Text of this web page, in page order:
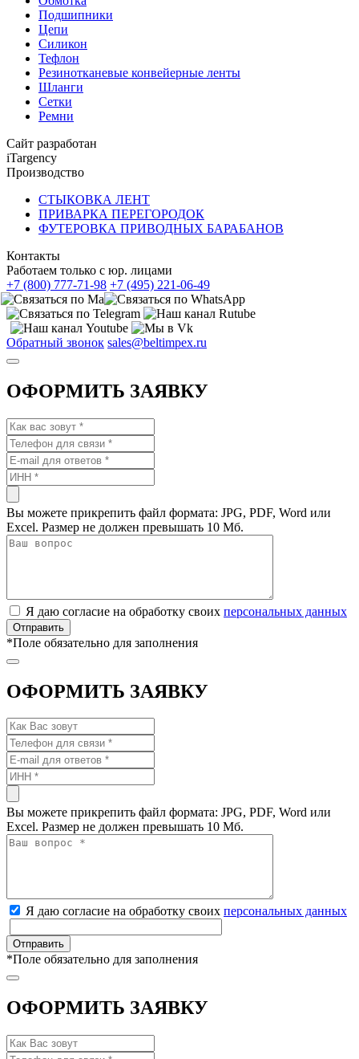
Подшипники
Цепи
Силикон
Тефлон
Резинотканевые конвейерные ленты
Шланги
Сетки
Ремни
Сайт разработан
iTargency
Производство
СТЫКОВКА ЛЕНТ
ПРИВАРКА ПЕРЕГОРОДОК
ФУТЕРОВКА ПРИВОДНЫХ БАРАБАНОВ
Контакты
Работаем только с юр. лицами
+7 (800) 777-71-98 +7 (495) 221-06-49
Обратный звонок sales@beltimpex.ru
ОФОРМИТЬ ЗАЯВКУ
Вы можете прикрепить файл формата: JPG, PDF, Word или
Excel. Размер не должен превышать 10 Мб.
Я даю согласие на обработку своих персональных данных
*Поле обязательно для заполнения
ОФОРМИТЬ ЗАЯВКУ
Вы можете прикрепить файл формата: JPG, PDF, Word или
Excel. Размер не должен превышать 10 Мб.
Я даю согласие на обработку своих персональных данных
*Поле обязательно для заполнения
ОФОРМИТЬ ЗАЯВКУ